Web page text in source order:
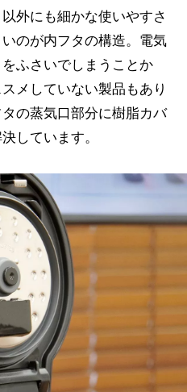
外にも細かな使いやすさ
のが内フタの構造。電気
ふさいでしまうことか
メしていない製品もあり
の蒸気口部分に樹脂カバ
しています。